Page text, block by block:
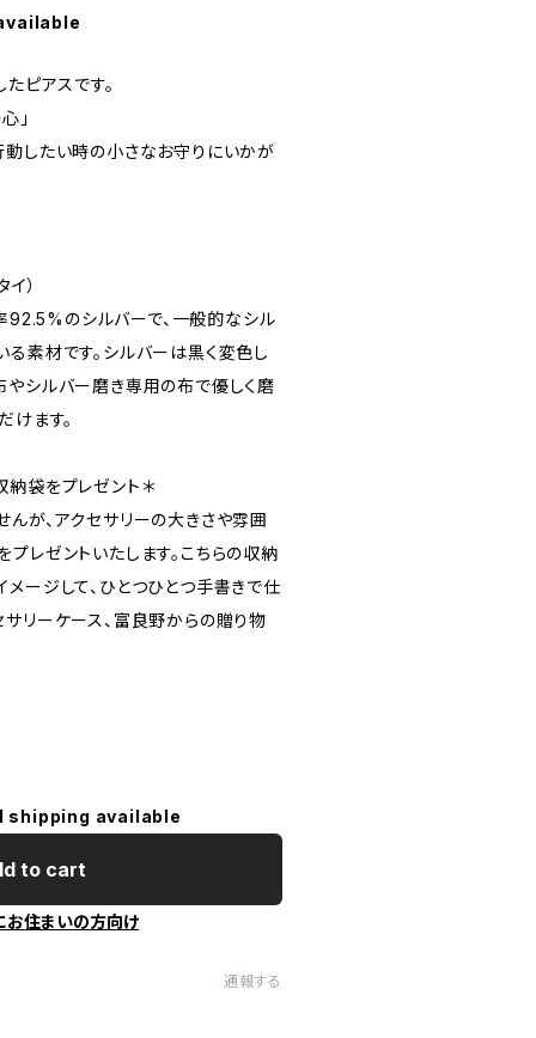
ピアスです。
」
動したい時の小さなお守りにいかが
）
92.5%のシルバーで、一般的なシル
素材です。シルバーは黒く変色し
やシルバー磨き専用の布で優しく磨
けます。
納袋をプレゼント＊
が、アクセサリーの大きさや雰囲
レゼントいたします。こちらの収納
ージして、ひとつひとつ手書きで仕
リーケース、富良野からの贈り物
shipping available
to cart
お住まいの方向け
通報する